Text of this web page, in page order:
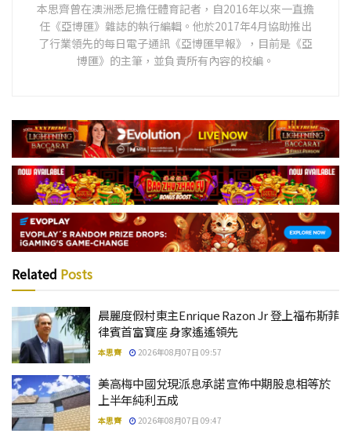
本思齊曾在澳洲悉尼擔任體育記者，自2016年以來一直擔
任《亞博匯》雜誌的執行編輯。他於2017年4月協助推出
了行業領先的每日電子通訊《亞博匯早報》，目前是《亞
博匯》的主筆，並負責所有內容的校編。
Related Posts
晨麗度假村東主Enrique Razon Jr 登上福布斯菲
律賓首富寶座 身家遙遙領先
本思齊 2026年08月07日 09:57
美高梅中國兌現派息承諾 宣佈中期股息相等於
上半年純利五成
本思齊 2026年08月07日 09:47